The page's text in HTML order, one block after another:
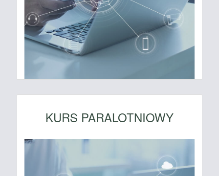
KURS PARALOTNIOWY